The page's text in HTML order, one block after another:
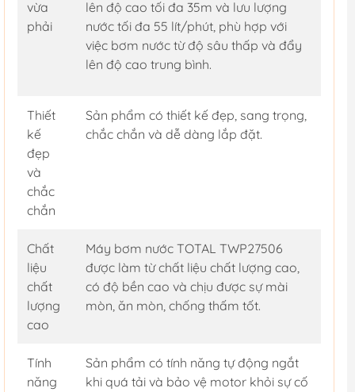
vừa
phải
lên độ cao tối đa 35m và lưu lượng
nước tối đa 55 lít/phút, phù hợp với
việc bơm nước từ độ sâu thấp và đẩy
lên độ cao trung bình.
Thiết
kế
đẹp
và
chắc
chắn
Sản phẩm có thiết kế đẹp, sang trọng,
chắc chắn và dễ dàng lắp đặt.
Chất
liệu
chất
lượng
cao
Máy bơm nước TOTAL TWP27506
được làm từ chất liệu chất lượng cao,
có độ bền cao và chịu được sự mài
mòn, ăn mòn, chống thấm tốt.
Tính
năng
Sản phẩm có tính năng tự động ngắt
khi quá tải và bảo vệ motor khỏi sự cố